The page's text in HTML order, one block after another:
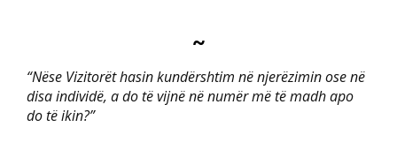
~
“Nëse Vizitorët hasin kundërshtim në njerëzimin ose në
disa individë, a do të vijnë në numër më të madh apo
do të ikin?”